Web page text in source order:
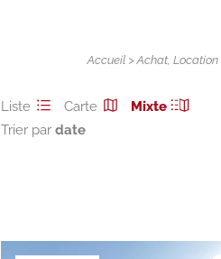
Accueil >Achat,Location
Liste Carte
Mixte
Trier par